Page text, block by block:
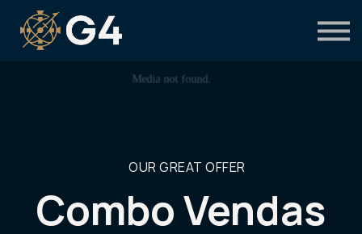
Preciso de suporte
OUR GREAT OFFER
Combo Vendas